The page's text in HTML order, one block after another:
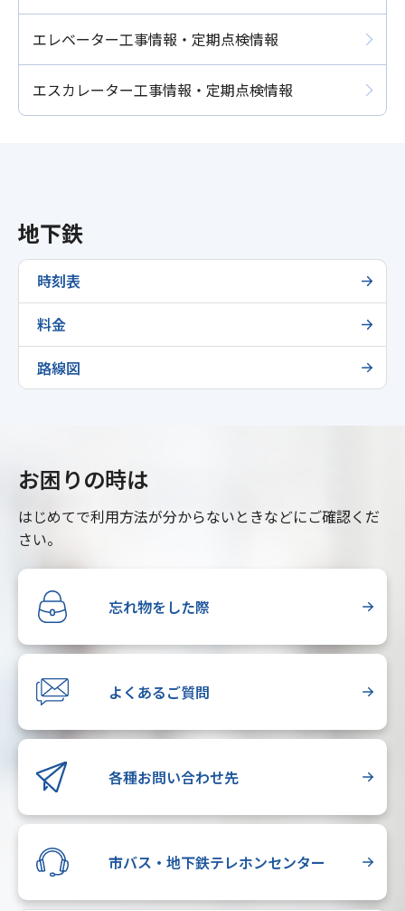
エレベーター工事情報・定期点検情報
エスカレーター工事情報・定期点検情報
地下鉄
時刻表
料金
路線図
お困りの時は
はじめてで利用方法が分からないときなどにご確認くだ
さい。
忘れ物をした際
よくあるご質問
各種お問い合わせ先
市バス・地下鉄テレホンセンター